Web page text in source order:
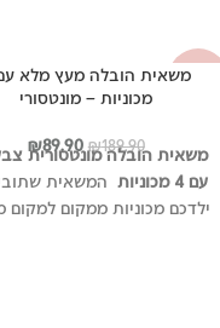
-53%
מכוניות – מונטסורי
₪189.90
המחיר
המקורי
היה:
₪189.90.
₪89.90
משאית הובלה מונטסורית
עם 4 מכוניות
המשאית
ילדכם מכוניות ממקום